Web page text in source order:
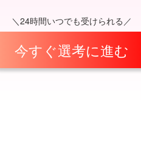
＼24時間いつでも受けられる／
今すぐ選考に進む